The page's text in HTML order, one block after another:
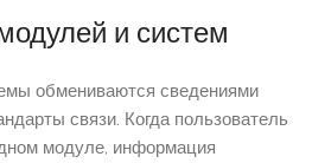
и систем
обмениваются сведениями
связи. Когда пользователь
модуле, информация